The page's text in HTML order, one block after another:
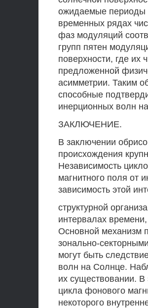
ожидаемые периоды
временных рядах
фаз модуляций
групп пятен
поверхности, где их
предложенной
асимметрии. Таким
способные
инерционных волн
ЗАКЛЮЧЕНИЕ.
В заключении
происхождения
Независимость
магнитного поля от
зависимость этой
структурной
интервалах
Основной механизм
зонально-
могут быть
волн на Солнце.
их существовании. В
цикла фонового
некоторого